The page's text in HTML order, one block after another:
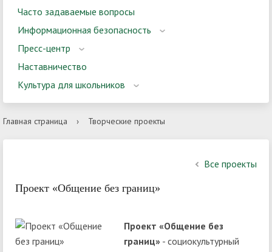
Часто задаваемые вопросы
Информационная безопасность
Пресс-центр
Наставничество
Культура для школьников
Главная страница › Творческие проекты
Все проекты
Проект «Общение без границ»
Проект «Общение без
границ» - социокультурный